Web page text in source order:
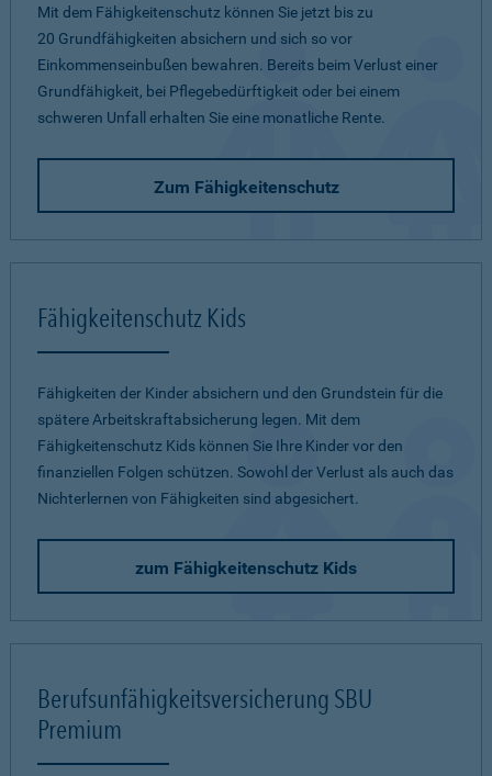
Mit dem Fähigkeitenschutz können Sie jetzt bis zu
20 Grundfähigkeiten absichern und sich so vor
Einkommenseinbußen bewahren. Bereits beim Verlust einer
Grundfähigkeit, bei Pflegebedürftigkeit oder bei einem
schweren Unfall erhalten Sie eine monatliche Rente.
Zum Fähigkeitenschutz
Fähigkeitenschutz Kids
Fähigkeiten der Kinder absichern und den Grundstein für die
spätere Arbeitskraftabsicherung legen. Mit dem
Fähigkeitenschutz Kids können Sie Ihre Kinder vor den
finanziellen Folgen schützen. Sowohl der Verlust als auch das
Nichterlernen von Fähigkeiten sind abgesichert.
zum Fähigkeitenschutz Kids
Berufsunfähigkeitsversicherung SBU
Premium